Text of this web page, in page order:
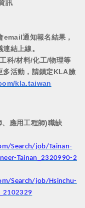
訊
通知報名結果，
結上線。
科/材料/化工/物理等
多活動，請鎖定KLA臉
kla.taiwan
應用工程師)職缺
Search/job/Tainan-
Tainan_2320990-2
Search/job/Hsinchu-